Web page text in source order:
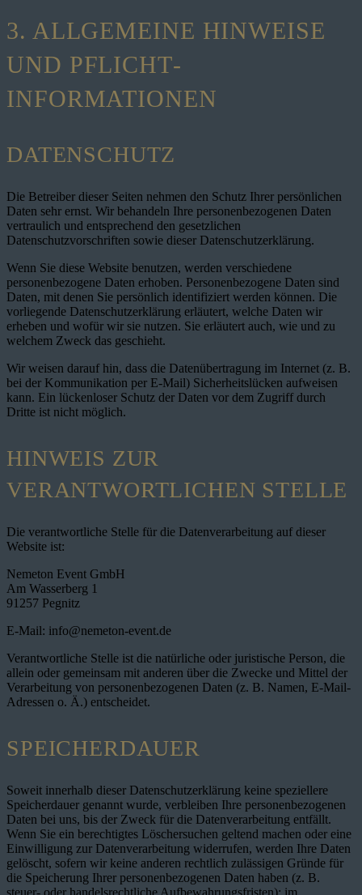
3. ALLGEMEINE HINWEISE
UND PFLICHT­
INFORMATIONEN
DATENSCHUTZ
Die Betreiber dieser Seiten nehmen den Schutz Ihrer persönlichen
Daten sehr ernst. Wir behandeln Ihre personenbezogenen Daten
vertraulich und entsprechend den gesetzlichen
Datenschutzvorschriften sowie dieser Datenschutzerklärung.
Wenn Sie diese Website benutzen, werden verschiedene
personenbezogene Daten erhoben. Personenbezogene Daten sind
Daten, mit denen Sie persönlich identifiziert werden können. Die
vorliegende Datenschutzerklärung erläutert, welche Daten wir
erheben und wofür wir sie nutzen. Sie erläutert auch, wie und zu
welchem Zweck das geschieht.
Wir weisen darauf hin, dass die Datenübertragung im Internet (z. B.
bei der Kommunikation per E-Mail) Sicherheitslücken aufweisen
kann. Ein lückenloser Schutz der Daten vor dem Zugriff durch
Dritte ist nicht möglich.
HINWEIS ZUR
VERANTWORTLICHEN STELLE
Die verantwortliche Stelle für die Datenverarbeitung auf dieser
Website ist:
Nemeton Event GmbH
Am Wasserberg 1
91257 Pegnitz
E-Mail: info@nemeton-event.de
Verantwortliche Stelle ist die natürliche oder juristische Person, die
allein oder gemeinsam mit anderen über die Zwecke und Mittel der
Verarbeitung von personenbezogenen Daten (z. B. Namen, E-Mail-
Adressen o. Ä.) entscheidet.
SPEICHERDAUER
Soweit innerhalb dieser Datenschutzerklärung keine speziellere
Speicherdauer genannt wurde, verbleiben Ihre personenbezogenen
Daten bei uns, bis der Zweck für die Datenverarbeitung entfällt.
Wenn Sie ein berechtigtes Löschersuchen geltend machen oder eine
Einwilligung zur Datenverarbeitung widerrufen, werden Ihre Daten
gelöscht, sofern wir keine anderen rechtlich zulässigen Gründe für
die Speicherung Ihrer personenbezogenen Daten haben (z. B.